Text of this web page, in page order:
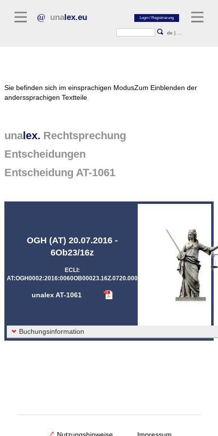
unalex.eu
de |
Normtexte
Rechtsprechung
Sie befinden sich im einsprachigen ModusZum Einblenden der
anderssprachigen Textteile
unalex. Rechtsprechung
Entscheidungen
Entscheidung AT-1061
OGH (AT) 20.07.2016 -
6Ob23/16z
ECLI:
AT:OGH0002:2016:0060OB00023.16Z.0720.000
unalex AT-1061
Buchungsinformation
Nutzungshinweise Impressum